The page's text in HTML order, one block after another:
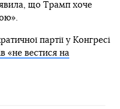
що Трамп хоче
партії у Конгресі
«не вестися на